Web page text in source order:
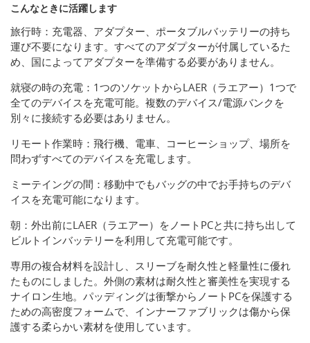
こんなときに活躍します
旅行時：充電器、アダプター、ポータブルバッテリーの持ち
運び不要になります。すべてのアダプターが付属しているた
め、国によってアダプターを準備する必要がありません。
就寝の時の充電：1つのソケットからLAER（ラエアー）1つで
全てのデバイスを充電可能。複数のデバイス/電源バンクを
別々に接続する必要はありません。
リモート作業時：飛行機、電車、コーヒーショップ、場所を
問わずすべてのデバイスを充電します。
ミーテイングの間：移動中でもバッグの中でお手持ちのデバ
イスを充電可能になります。
朝：外出前にLAER（ラエアー）をノートPCと共に持ち出して
ビルトインバッテリーを利用して充電可能です。
専用の複合材料を設計し、スリーブを耐久性と軽量性に優れ
たものにしました。外側の素材は耐久性と審美性を実現する
ナイロン生地。パッディングは衝撃からノートPCを保護する
ための高密度フォームで、インナーファブリックは傷から保
護する柔らかい素材を使用しています。